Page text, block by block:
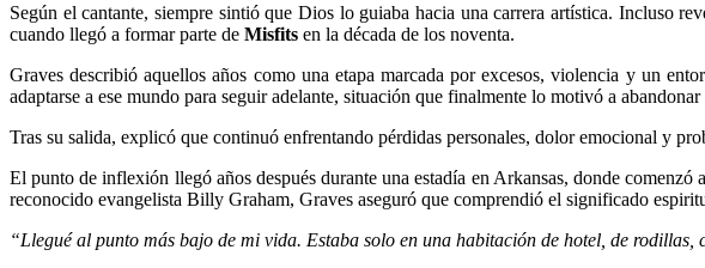
Según el cantante, siempre sintió que Dios lo guiaba hacia una carrera artística. Incluso
cuando llegó a formar parte de Misfits en la década de los noventa.
Graves describió aquellos años como una etapa marcada por excesos, violencia y un
adaptarse a ese mundo para seguir adelante, situación que finalmente lo motivó a
Tras su salida, explicó que continuó enfrentando pérdidas personales, dolor emocional y
El punto de inflexión llegó años después durante una estadía en Arkansas, donde
reconocido evangelista Billy Graham, Graves aseguró que comprendió el significado
“Llegué al punto más bajo de mi vida. Estaba solo en una habitación de hotel, de rodillas,